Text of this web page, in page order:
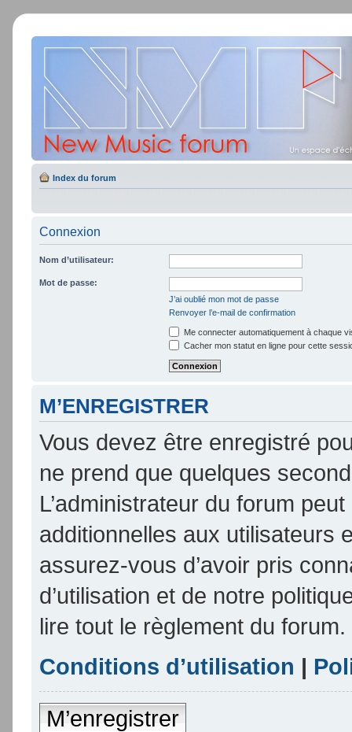
Index du forum
Connexion
Nom d’utilisateur:
Mot de passe:
J’ai oublié mon mot de passe
Renvoyer l’e-mail de confirmation
Me connecter automatiquement à chaque
Cacher mon statut en ligne pour cette
M’ENREGISTRER
Vous devez être enregistré
ne prend que quelques
L’administrateur du forum
additionnelles aux utilisateurs
assurez-vous d’avoir pris
d’utilisation et de notre
lire tout le règlement du forum.
Conditions d’utilisation |
M’enregistrer